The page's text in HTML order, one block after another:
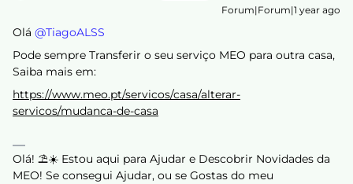
Forum|Forum|1 year ago
Olá ​ @TiagoALSS
Pode sempre Transferir o seu serviço MEO para outra casa,
Saiba mais em:
https://www.meo.pt/servicos/casa/alterar-
servicos/mudanca-de-casa
Olá! ⛱️☀️ Estou aqui para Ajudar e Descobrir Novidades da
MEO! Se consegui Ajudar, ou se Gostas do meu